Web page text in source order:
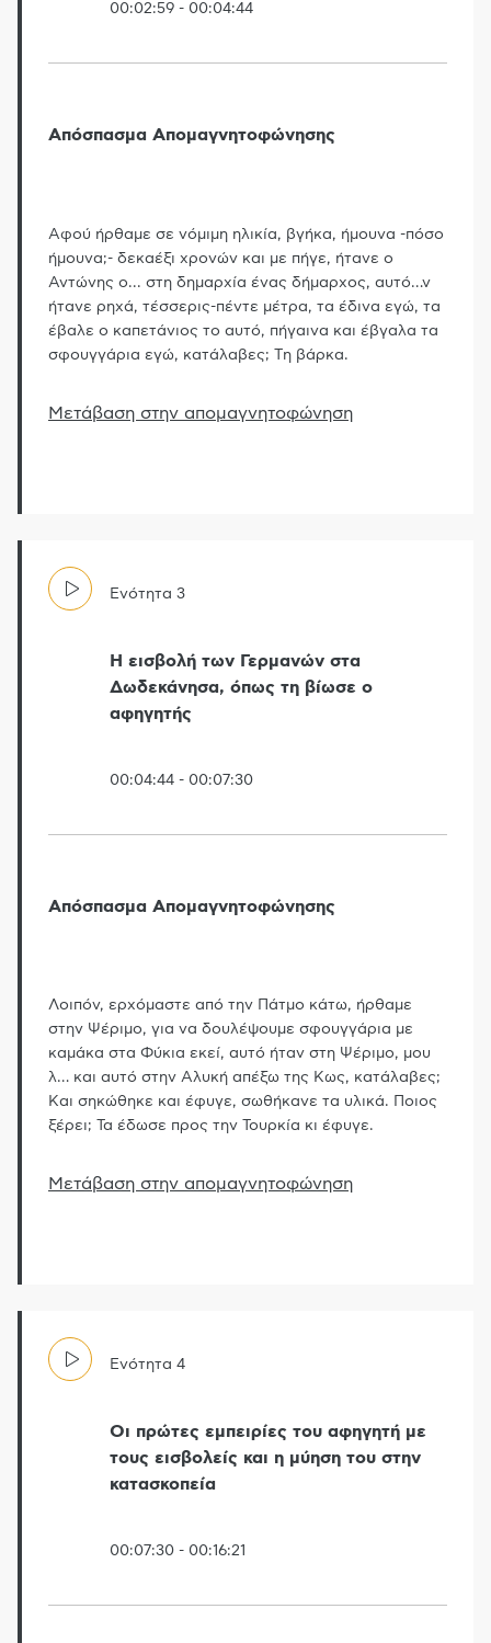
00:02:59 - 00:04:44
Απόσπασμα Απομαγνητοφώνησης
Αφού ήρθαμε σε νόμιμη ηλικία, βγήκα, ήμουνα -πόσο
ήμουνα;- δεκαέξι χρονών και με πήγε, ήτανε ο
Αντώνης ο... στη δημαρχία ένας δήμαρχος, αυτό…ν
ήτανε ρηχά, τέσσερις-πέντε μέτρα, τα έδινα εγώ, τα
έβαλε ο καπετάνιος το αυτό, πήγαινα και έβγαλα τα
σφουγγάρια εγώ, κατάλαβες; Tη βάρκα.
Μετάβαση στην απομαγνητοφώνηση
Ενότητα 3
Η εισβολή των Γερμανών στα
Δωδεκάνησα, όπως τη βίωσε ο
αφηγητής
00:04:44 - 00:07:30
Απόσπασμα Απομαγνητοφώνησης
Λοιπόν, ερχόμαστε από την Πάτμο κάτω, ήρθαμε
στην Ψέριμο, για να δουλέψουμε σφουγγάρια με
καμάκα στα Φύκια εκεί, αυτό ήταν στη Ψέριμο, μου
λ… και αυτό στην Αλυκή απέξω της Κως, κατάλαβες;
Και σηκώθηκε και έφυγε, σωθήκανε τα υλικά. Ποιος
ξέρει; Τα έδωσε προς την Τουρκία κι έφυγε.
Μετάβαση στην απομαγνητοφώνηση
Ενότητα 4
Οι πρώτες εμπειρίες του αφηγητή με
τους εισβολείς και η μύηση του στην
κατασκοπεία
00:07:30 - 00:16:21